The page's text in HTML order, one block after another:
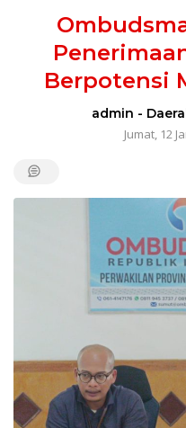
Berpotensi
admin -
Jumat, 12